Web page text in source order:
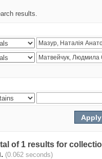
results.
of 1 results for
(0.062 seconds)